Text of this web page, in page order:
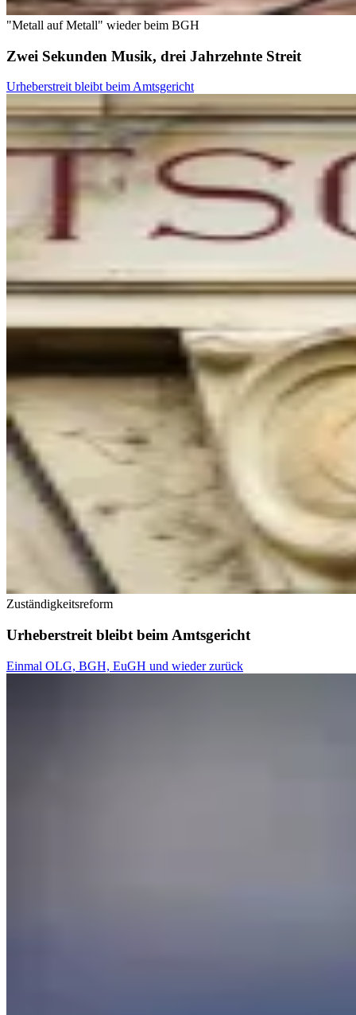
"Metall auf Metall" wieder beim BGH
Zwei Sekunden Musik, drei Jahrzehnte Streit
Urheberstreit bleibt beim Amtsgericht
Zuständigkeitsreform
Urheberstreit bleibt beim Amtsgericht
Einmal OLG, BGH, EuGH und wieder zurück